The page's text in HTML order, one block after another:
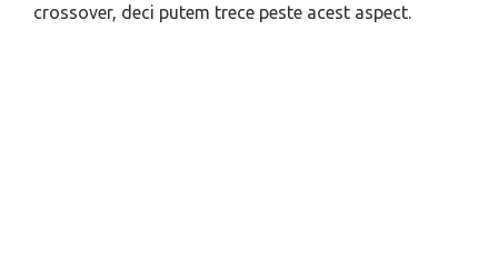
crossover, deci putem trece peste acest aspect.